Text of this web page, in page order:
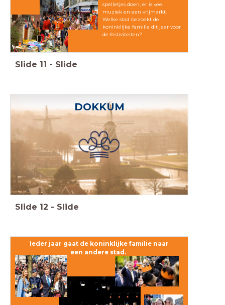
spelletjes doen, er is veel
muziek en een vrijmarkt.
Welke stad bezoekt de
koninklijke familie dit jaar voor
de festiviteiten?
Slide 11 - Slide
DOKKUM
Slide 12 - Slide
Ieder jaar gaat de koninklijke familie naar
een andere stad.